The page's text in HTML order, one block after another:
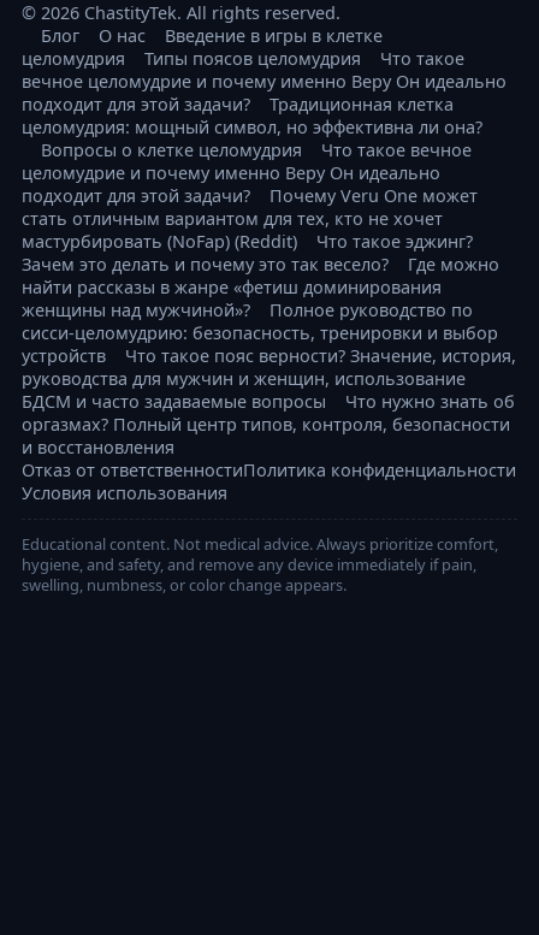
© 2026 ChastityTek. All rights reserved.
Блог
О нас
Введение в игры в клетке
целомудрия
Типы поясов целомудрия
Что такое
вечное целомудрие и почему именно Веру Он идеально
подходит для этой задачи?
Традиционная клетка
целомудрия: мощный символ, но эффективна ли она?
Вопросы о клетке целомудрия
Что такое вечное
целомудрие и почему именно Веру Он идеально
подходит для этой задачи?
Почему Veru One может
стать отличным вариантом для тех, кто не хочет
мастурбировать (NoFap) (Reddit)
Что такое эджинг?
Зачем это делать и почему это так весело?
Где можно
найти рассказы в жанре «фетиш доминирования
женщины над мужчиной»?
Полное руководство по
сисси-целомудрию: безопасность, тренировки и выбор
устройств
Что такое пояс верности? Значение, история,
руководства для мужчин и женщин, использование
БДСМ и часто задаваемые вопросы
Что нужно знать об
оргазмах? Полный центр типов, контроля, безопасности
и восстановления
Отказ от ответственностиПолитика конфиденциальности
Условия использования
Educational content. Not medical advice. Always prioritize comfort,
hygiene, and safety, and remove any device immediately if pain,
swelling, numbness, or color change appears.